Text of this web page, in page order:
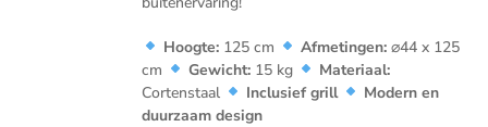
Hoogte: 125 cm Afmetingen: ⌀44 x 125
cm
Gewicht: 15 kg
Materiaal:
Cortenstaal
Inclusief grill
Modern en
duurzaam design